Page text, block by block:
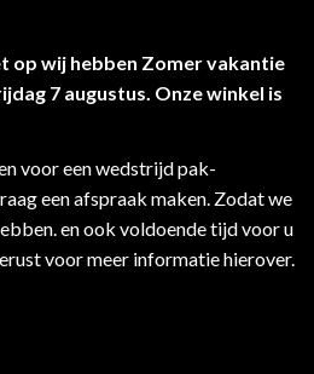
op wij hebben Zomer vakantie
7 augustus. Onze winkel is
voor een wedstrijd pak-
een afspraak maken. Zodat we
en ook voldoende tijd voor u
voor meer informatie hierover.